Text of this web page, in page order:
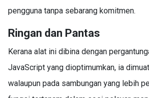
pengguna tanpa sebarang komitmen.
Ringan dan Pantas
Kerana alat ini dibina dengan
JavaScript yang dioptimumkan, ia
walaupun pada sambungan yang lebih